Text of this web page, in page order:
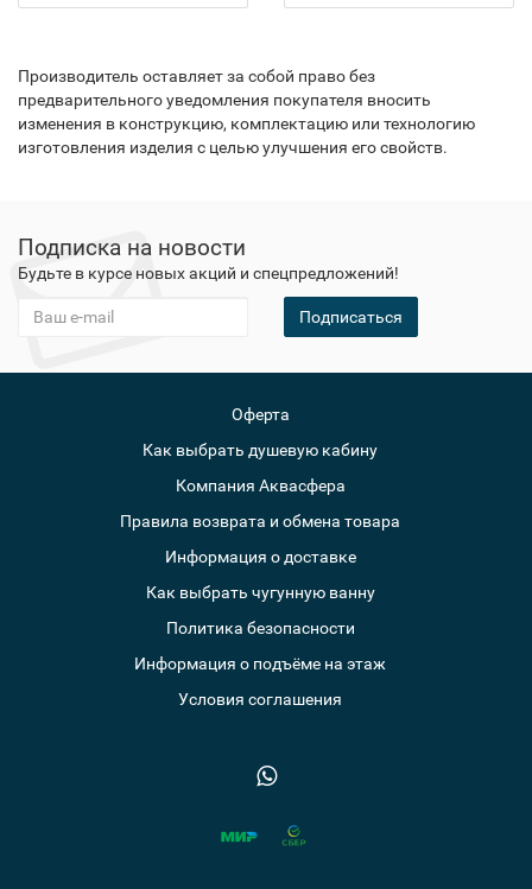
Производитель оставляет за собой право без
предварительного уведомления покупателя вносить
изменения в конструкцию, комплектацию или технологию
изготовления изделия с целью улучшения его свойств.
Подписка на новости
Будьте в курсе новых акций и спецпредложений!
Подписаться
Оферта
Как выбрать душевую кабину
Компания Аквасфера
Правила возврата и обмена товара
Информация о доставке
Как выбрать чугунную ванну
Политика безопасности
Информация о подъёме на этаж
Условия соглашения